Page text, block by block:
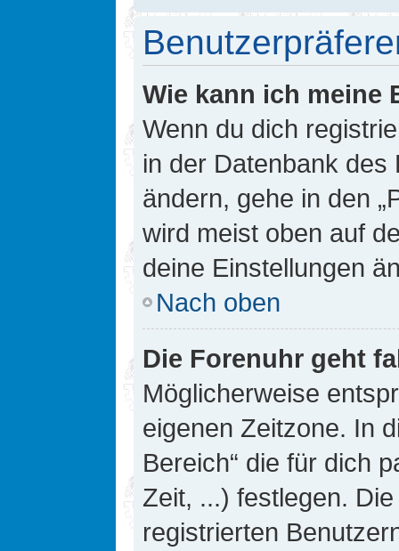
Wie kann ich meine
Wenn du dich
in der Datenbank
ändern, gehe in den
wird meist oben auf
deine Einstellungen
Nach oben
Die Forenuhr geht
Möglicherweise
eigenen Zeitzone. In
Bereich“ die für dich
Zeit, ...) festlegen.
registrierten